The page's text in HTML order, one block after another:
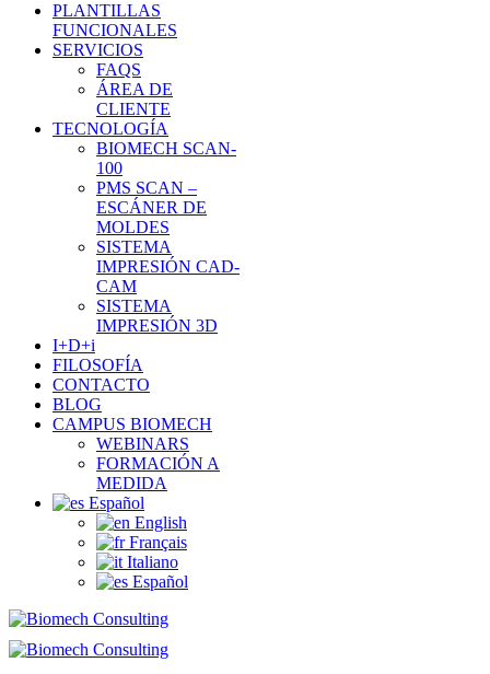
PLANTILLAS
FUNCIONALES
SERVICIOS
FAQS
ÁREA DE
CLIENTE
TECNOLOGÍA
BIOMECH SCAN-
100
PMS SCAN –
ESCÁNER DE
MOLDES
SISTEMA
IMPRESIÓN CAD-
CAM
SISTEMA
IMPRESIÓN 3D
I+D+i
FILOSOFÍA
CONTACTO
BLOG
CAMPUS BIOMECH
WEBINARS
FORMACIÓN A
MEDIDA
Español
English
Français
Italiano
Español